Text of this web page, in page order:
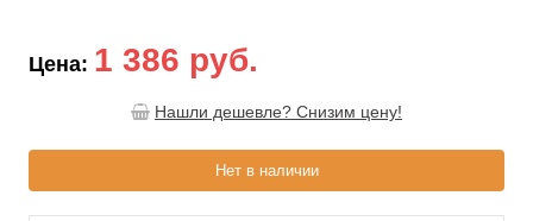
Цена: 1 386 руб.
Нашли дешевле? Снизим цену!
Нет в наличии